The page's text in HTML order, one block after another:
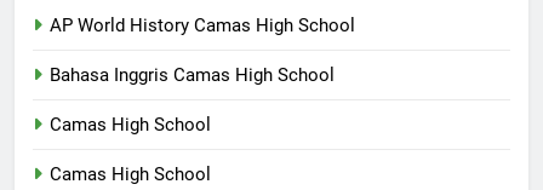
AP World History Camas High School
Bahasa Inggris Camas High School
Camas High School
Camas High School